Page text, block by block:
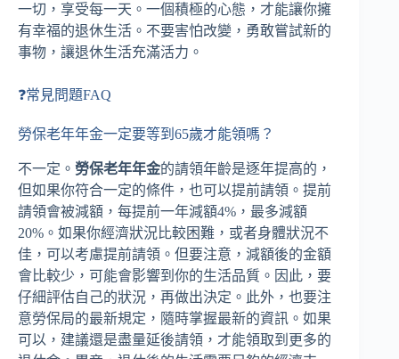
一切，享受每一天。一個積極的心態，才能讓你擁
有幸福的退休生活。不要害怕改變，勇敢嘗試新的
事物，讓退休生活充滿活力。
❓常見問題FAQ
勞保老年年金一定要等到65歲才能領嗎？
不一定。 勞保老年年金的請領年齡是逐年提高的，
但如果你符合一定的條件，也可以提前請領。提前
請領會被減額，每提前一年減額4%，最多減額
20%。如果你經濟狀況比較困難，或者身體狀況不
佳，可以考慮提前請領。但要注意，減額後的金額
會比較少，可能會影響到你的生活品質。因此，要
仔細評估自己的狀況，再做出決定。此外，也要注
意勞保局的最新規定，隨時掌握最新的資訊。如果
可以，建議還是盡量延後請領，才能領取到更多的